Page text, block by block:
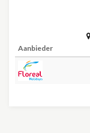
Aanbieder